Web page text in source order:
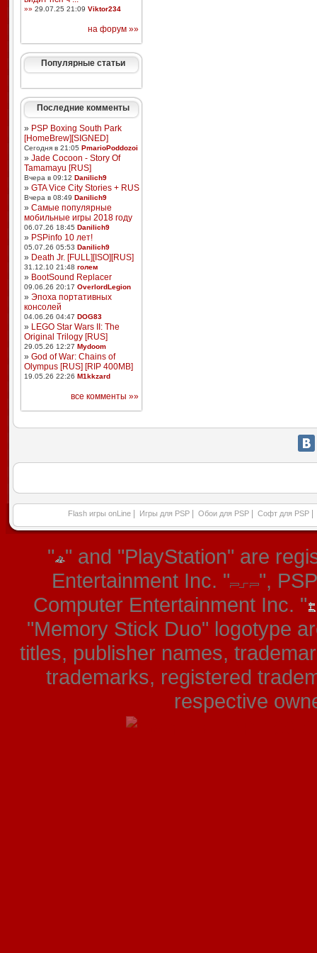
»» 29.07.25 21:09 Viktor234
на форум »»
Популярные статьи
Последние комменты
» PSP Boxing South Park
[HomeBrew][SIGNED]
Сегодня в 21:05 PmarioPoddozoi
» Jade Cocoon - Story Of
Tamamayu [RUS]
Вчера в 09:12 Danilich9
» GTA Vice City Stories + RUS
Вчера в 08:49 Danilich9
» Самые популярные
мобильные игры 2018 году
06.07.26 18:45 Danilich9
» PSPinfo 10 лет!
05.07.26 05:53 Danilich9
» Death Jr. [FULL][ISO][RUS]
31.12.10 21:48 голем
» BootSound Replacer
09.06.26 20:17 OverlordLegion
» Эпоха портативных
консолей
04.06.26 04:47 DOG83
» LEGO Star Wars II: The
Original Trilogy [RUS]
29.05.26 12:27 Mydoom
» God of War: Chains of
Olympus [RUS] [RIP 400MB]
19.05.26 22:26 M1kkzard
все комменты »»
Flash игры onLine Игры для PSP Обои для PSP Софт для PSP
" " and "PlayStation" are
Entertainment Inc. "
",
Computer Entertainment Inc. "
"Memory Stick Duo" logotype
titles, publisher names,
trademarks, registered
respective